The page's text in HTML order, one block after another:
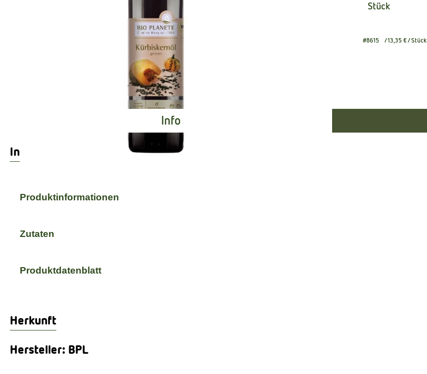
Stück
#8615 13,35 €/ Stück
Info
Info
Produktinformationen
Zutaten
Produktdatenblatt
Herkunft
Hersteller: BPL